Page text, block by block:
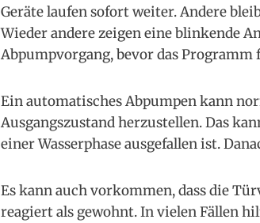
Geräte laufen sofort weiter. Andere
Wieder andere zeigen eine blinkende
Abpumpvorgang, bevor das
Ein automatisches Abpumpen kann
Ausgangszustand herzustellen. Das
einer Wasserphase ausgefallen ist.
Es kann auch vorkommen, dass die
reagiert als gewohnt. In vielen Fällen